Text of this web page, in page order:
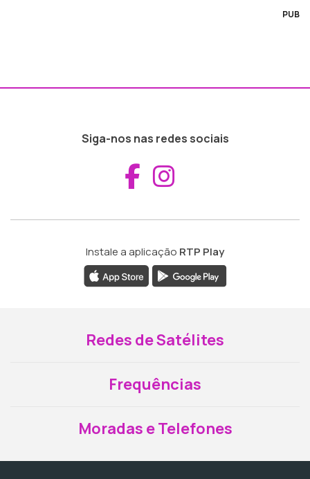
PUB
Siga-nos nas redes sociais
Aceder ao
Instale a aplicação RTP Play
Redes de Satélites
Frequências
Moradas e Telefones